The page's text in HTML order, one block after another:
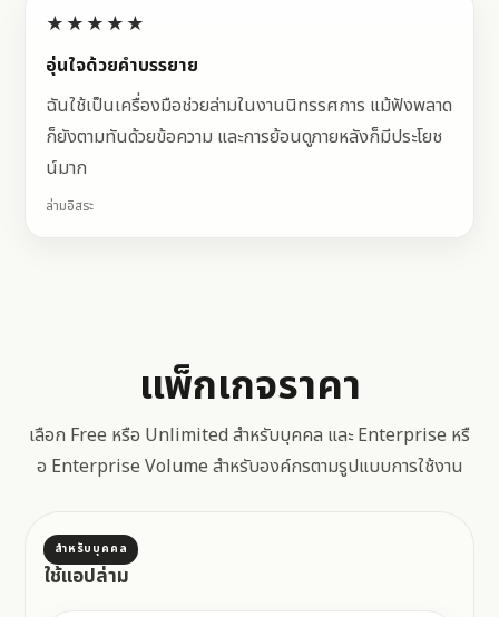
★★★★★
อุ่นใจด้วยคำบรรยาย
ฉันใช้เป็นเครื่องมือช่วยล่ามในงานนิทรรศการ แม้ฟังพลาด
ก็ยังตามทันด้วยข้อความ และการย้อนดูภายหลังก็มีประโยช
น์มาก
ล่ามอิสระ
แพ็กเกจราคา
เลือก Free หรือ Unlimited สำหรับบุคคล และ Enterprise หรื
อ Enterprise Volume สำหรับองค์กรตามรูปแบบการใช้งาน
สำหรับบุคคล
ใช้แอปล่าม